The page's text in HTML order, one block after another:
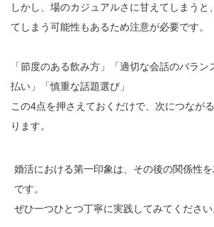
しかし、場のカジュアルさに甘えてしまうと
てしまう可能性もあるため注意が必要です。
「節度のある飲み方」「適切な会話のバラ
払い」「慎重な話題選び」
この4点を押さえておくだけで、次につなが
ります。
婚活における第一印象は、その後の関係性
です。
ぜひ一つひとつ丁寧に実践してみてください